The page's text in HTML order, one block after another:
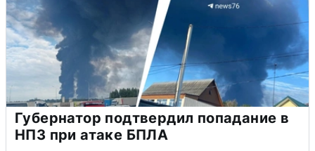
Губернатор подтвердил попадание в
НПЗ при атаке БПЛА